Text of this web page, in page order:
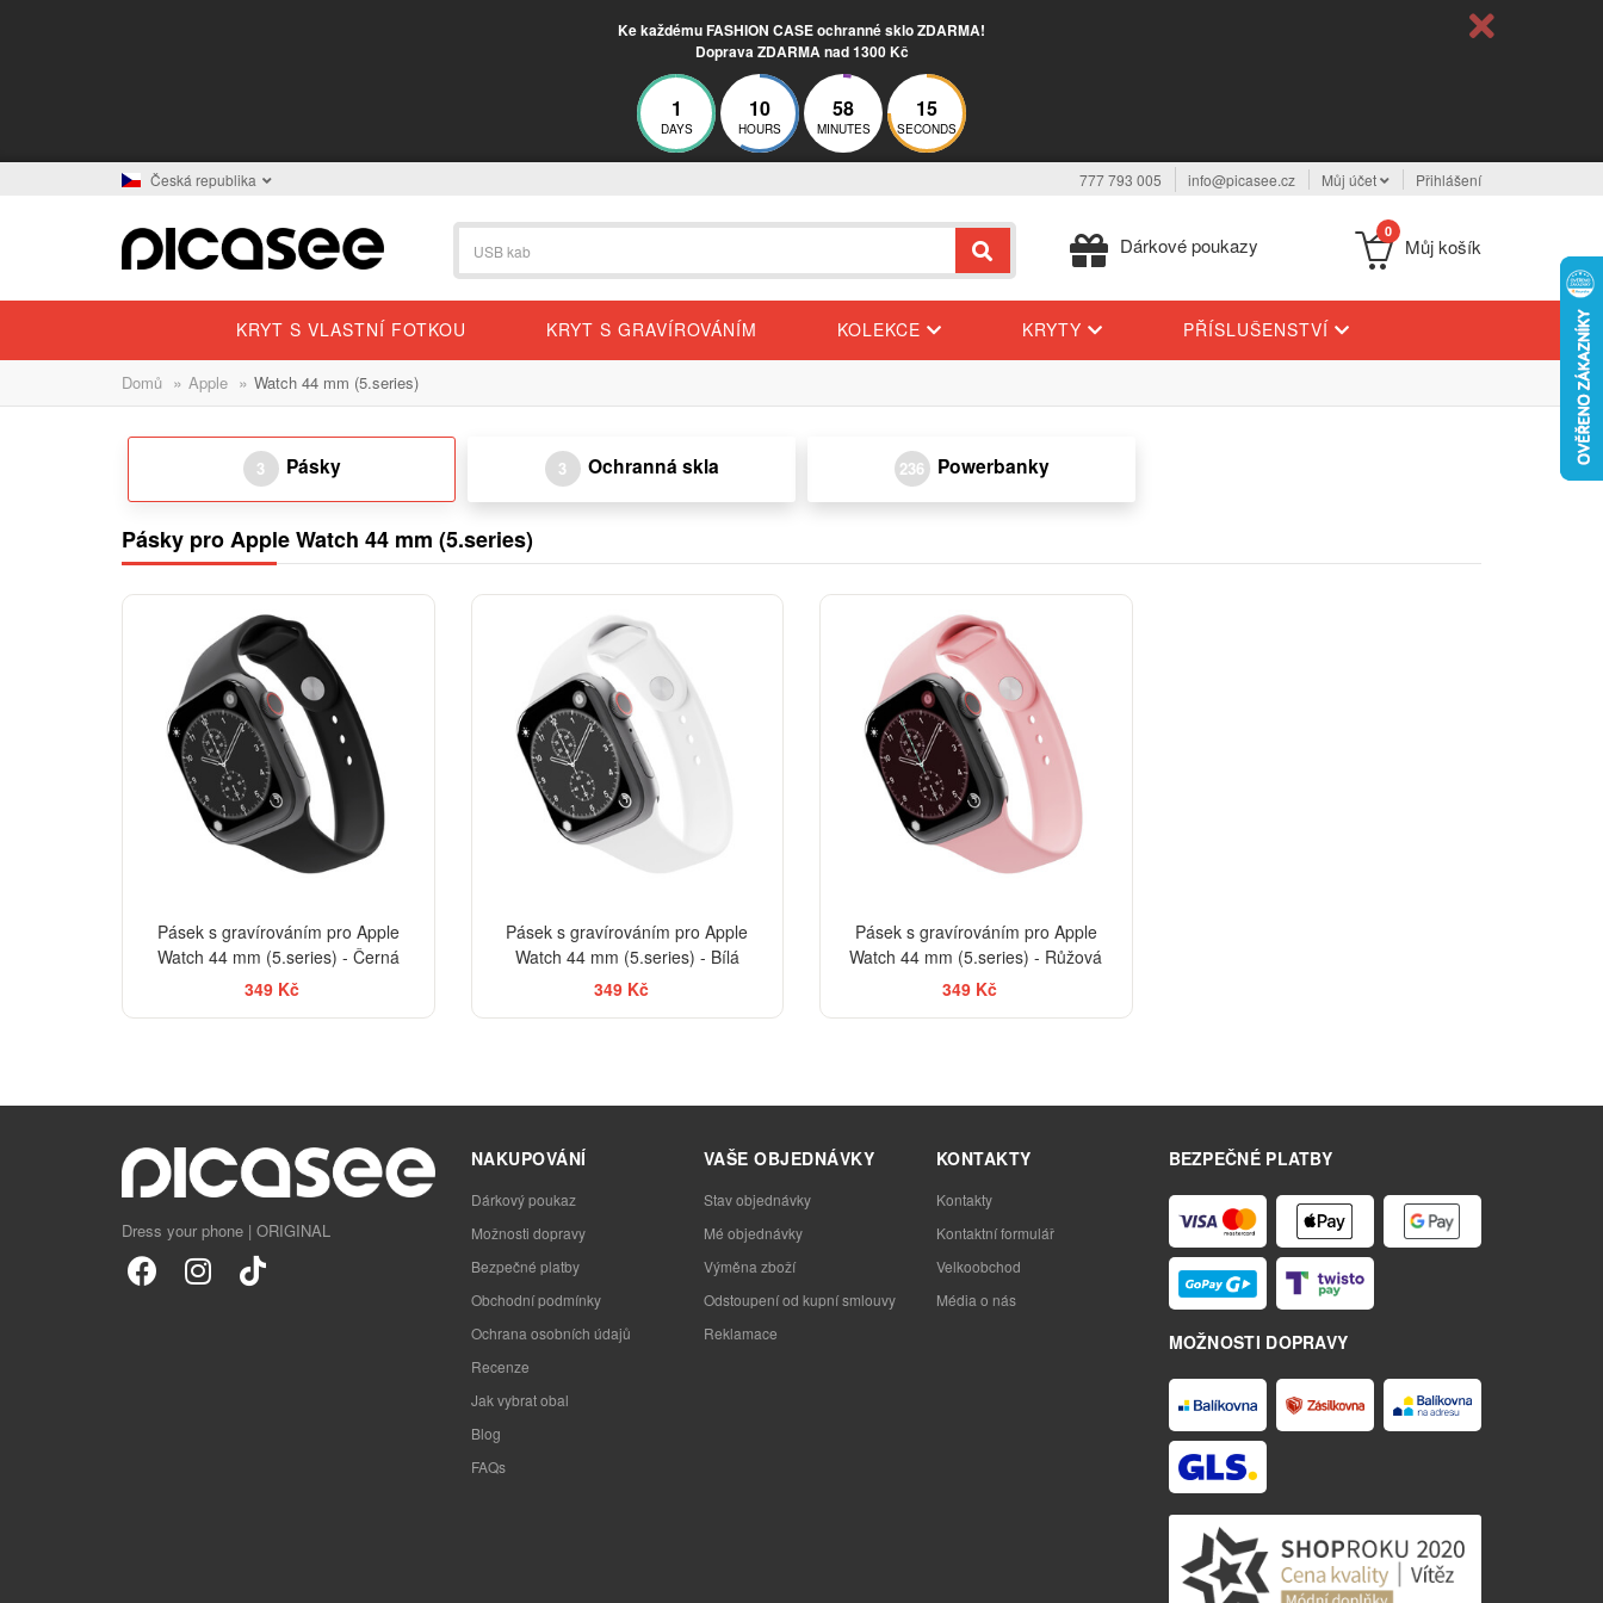
Ke každému FASHION CASE ochranné sklo ZDARMA!
Doprava ZDARMA nad 1300 Kč
1
DAYS
10
HOURS
58
MINUTES
15
SECONDS
Česká republika 777 793 005 info@picasee.cz Můj účet Přihlášení
Dárkové poukazy
0
Můj košík
KRYT S VLASTNÍ FOTKOU KRYT S GRAVÍROVÁNÍM KOLEKCE KRYTY PŘÍSLUŠENSTVÍ
Domů » Apple » Watch 44 mm (5.series)
3 Pásky 3 Ochranná skla 236 Powerbanky
Pásky pro Apple Watch 44 mm (5.series)
Pásek s gravírováním pro Apple
Watch 44 mm (5.series) - Černá
349 Kč
Pásek s gravírováním pro Apple
Watch 44 mm (5.series) - Bílá
349 Kč
Pásek s gravírováním pro Apple
Watch 44 mm (5.series) - Růžová
349 Kč
Dress your phone | ORIGINAL
BEZPEČNÉ PLATBY
MOŽNOSTI DOPRAVY
NAKUPOVÁNÍ
Dárkový poukaz
Možnosti dopravy
Bezpečné platby
Obchodní podmínky
Ochrana osobních údajů
Recenze
Jak vybrat obal
Blog
FAQs
VAŠE OBJEDNÁVKY
Stav objednávky
Mé objednávky
Výměna zboží
Odstoupení od kupní smlouvy
Reklamace
KONTAKTY
Kontakty
Kontaktní formulář
Velkoobchod
Média o nás